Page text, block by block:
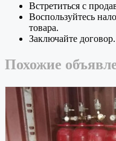
Встретиться с
Воспользуйтесь
товара.
Заключайте договор.
Похожие